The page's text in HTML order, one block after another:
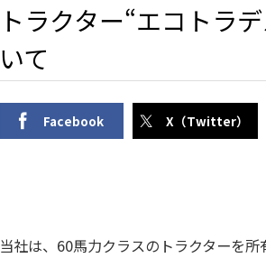
トラクター“エコトラ
いて
Facebook X（Twitter）
当社は、60馬力クラスのトラクターを